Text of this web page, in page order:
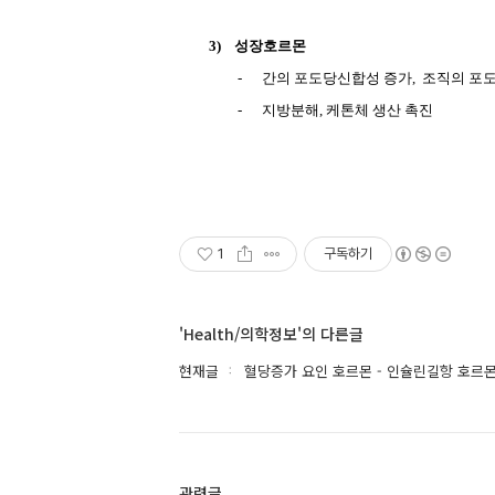
3)
성장호르몬
-
간의 포도당신합성 증가, 조직의 포
-
지방분해,케톤체 생산 촉진
1 구독하기
'Health/의학정보'의 다른글
현재글 혈당증가 요인 호르몬 - 인슐린길항 호르몬